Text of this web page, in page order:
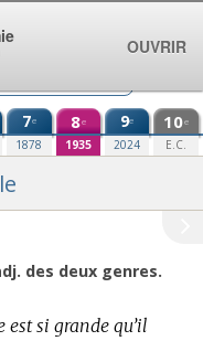
7e
1878
8e
1935
9e
2024
10e
E.C.
des deux genres.
est si grande qu’il
OUVRIR